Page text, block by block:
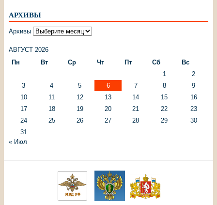
АРХИВЫ
Архивы
АВГУСТ 2026
Пн
Вт Ср Чт Пт Сб
Вс
1
2
3
4 5 6 7 8
9
10
11 12 13 14 15
16
17
18 19 20 21 22
23
24
25 26 27 28 29
30
31
« Июл